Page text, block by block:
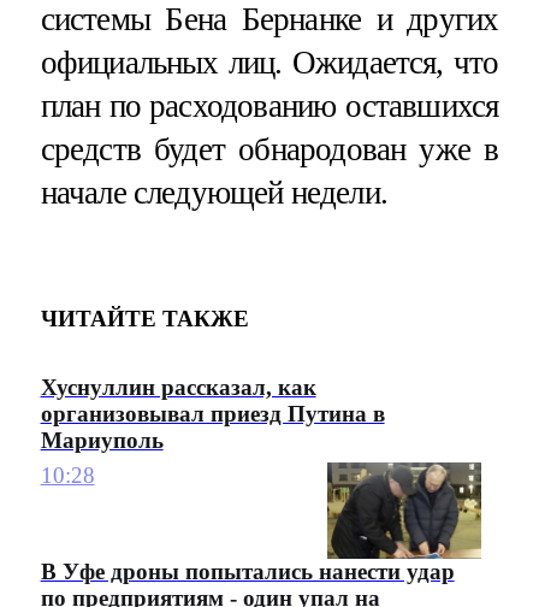
системы Бена Бернанке и других
официальных лиц. Ожидается, что
план по расходованию оставшихся
средств будет обнародован уже в
начале следующей недели.
ЧИТАЙТЕ ТАКЖЕ
Хуснуллин рассказал, как
организовывал приезд Путина в
Мариуполь
10:28
В Уфе дроны попытались нанести удар
по предприятиям - один упал на